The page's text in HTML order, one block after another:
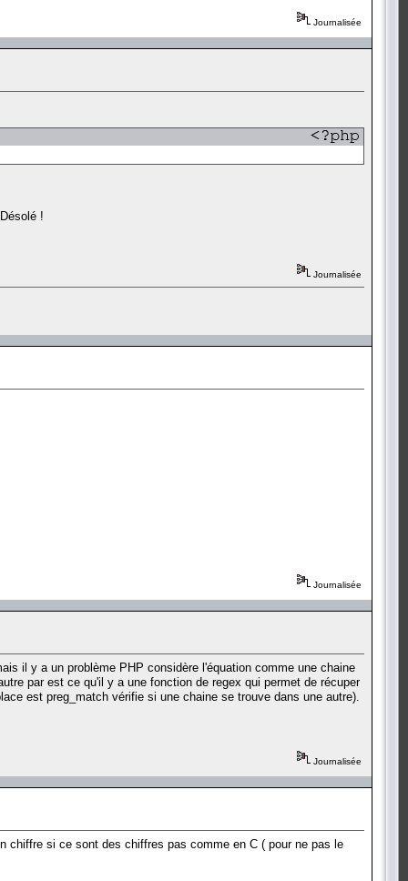
Journalisée
!
Journalisée
Journalisée
il y a un problème PHP considère l'équation comme une chaine
par est ce qu'il y a une fonction de regex qui permet de récuper
est preg_match vérifie si une chaine se trouve dans une autre).
Journalisée
chiffre si ce sont des chiffres pas comme en C ( pour ne pas le